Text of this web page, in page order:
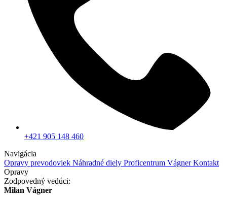
+421 905 148 460
Navigácia
Opravy prevodoviek Náhradné diely Proficentrum VágnerKontakt
Opravy
Zodpovedný vedúci:
Milan Vágner